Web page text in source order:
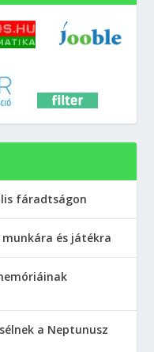
fáradtságon
és játékra
a Neptunusz